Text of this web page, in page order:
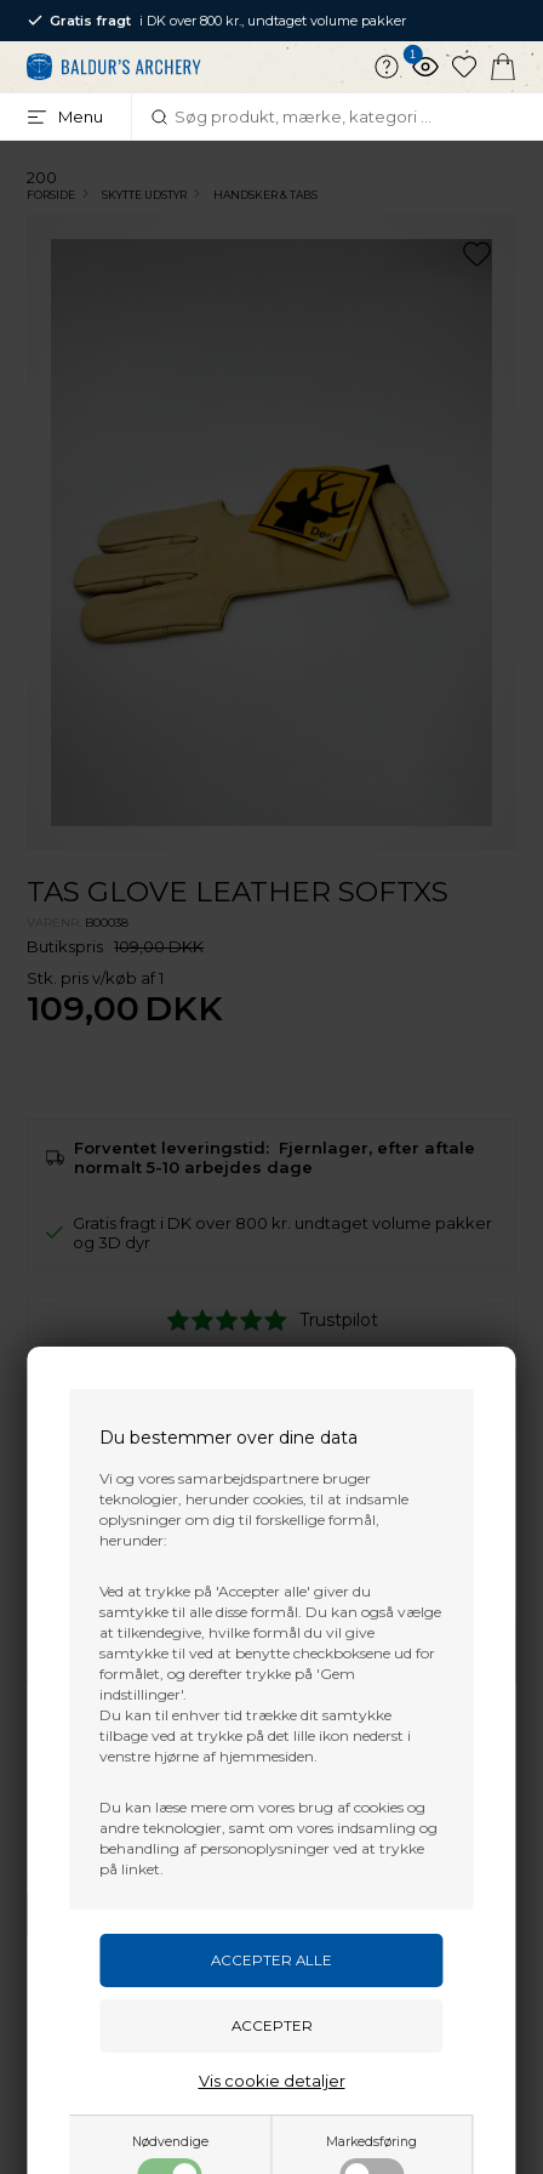
Du bestemmer over dine data
Vi og vores samarbejdspartnere bruger
teknologier, herunder cookies, til at indsamle
oplysninger om dig til forskellige formål,
herunder:
Ved at trykke på 'Accepter alle' giver du
samtykke til alle disse formål. Du kan også vælge
at tilkendegive, hvilke formål du vil give
samtykke til ved at benytte checkboksene ud for
formålet, og derefter trykke på 'Gem
indstillinger'.
Du kan til enhver tid trække dit samtykke
tilbage ved at trykke på det lille ikon nederst i
venstre hjørne af hjemmesiden.
Du kan læse mere om vores brug af cookies og
andre teknologier, samt om vores indsamling og
behandling af personoplysninger ved at trykke
på linket.
Nødvendige Markedsføring
Vis cookie detaljer
Gratis fragt i DK over 800 kr., undtaget volume pakker
1
Menu
200
FORSIDE SKYTTE UDSTYR HANDSKER & TABS
TAS GLOVE LEATHER SOFTXS
B00038
Butikspris 109,00 DKK
Stk. pris v/køb af 1
109,00 DKK
Forventet leveringstid: Fjernlager, efter aftale
normalt 5-10 arbejdes dage
Gratis fragt i DK over 800 kr. undtaget volume pakker
og 3D dyr
Trustpilot
+45 2751 3356
martin@baldurs-archery.dk
Vi gør vores bedste for at besvare alle henvendelser indenfor 24 timer.
Dette passer godt sammen.